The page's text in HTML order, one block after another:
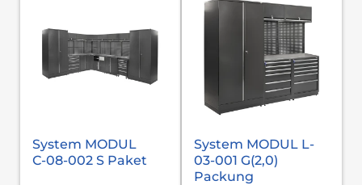
System MODUL
С-08-002 S Paket
System MODUL L-
03-001 G(2,0)
Packung